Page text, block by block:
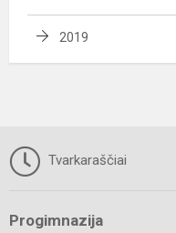
2019
Tvarkaraščiai
Progimnazija